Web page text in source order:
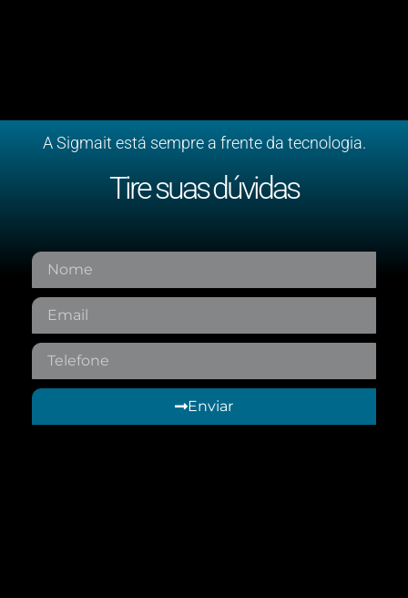
A Sigmait está sempre a frente da tecnologia.
Tire suas dúvidas
Enviar